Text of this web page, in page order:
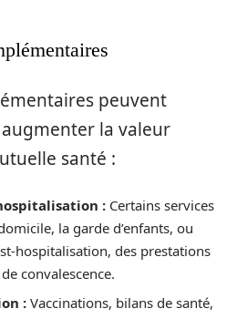
peuvent
la valeur
santé :
: Certains services
la garde d’enfants, ou
hospitalisation, des prestations
convalescence.
: Vaccinations, bilans de santé,